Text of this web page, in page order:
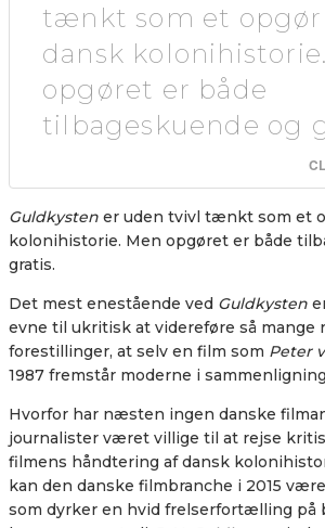
tænkt som et opgør
dansk
opgøret er både
tilbageskuende og
Guldkysten er uden tvivl tænkt som et
kolonihistorie. Men opgøret er både
gratis.
Det mest enestående ved Guldkysten
evne til ukritisk at videreføre så mange
forestillinger, at selv en film som Peter
1987 fremstår moderne i
Hvorfor har næsten ingen danske
journalister været villige til at rejse
filmens håndtering af dansk
kan den danske filmbranche i 2015
som dyrker en hvid frelserfortælling på